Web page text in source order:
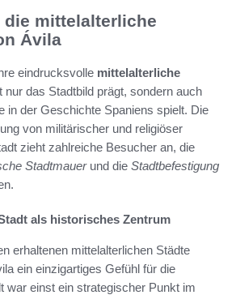
mittelalterliche
Ávila
eindrucksvolle mittelalterliche
nur das Stadtbild prägt, sondern auch
in der Geschichte Spaniens spielt. Die
von militärischer und religiöser
zieht zahlreiche Besucher an, die
Stadtmauerund die Stadtbefestigung
als historisches Zentrum
erhaltenen mittelalterlichen Städte
ein einzigartiges Gefühl für die
war einst ein strategischer Punkt im